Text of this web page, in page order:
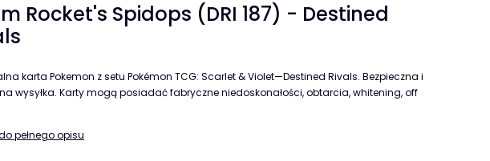
Rocket's Spidops (DRI 187) - Destined
karta Pokemon z setu Pokémon TCG: Scarlet & Violet—Destined Rivals. Bezpieczna i
wysyłka. Karty mogą posiadać fabryczne niedoskonałości, obtarcia, whitening, off
pełnego opisu